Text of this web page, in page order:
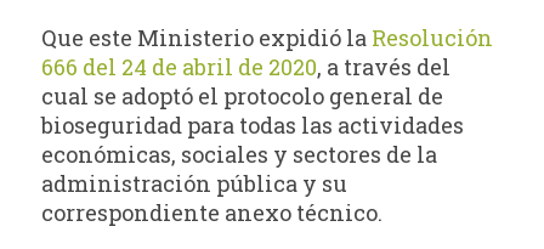
Que este Ministerio expidió la Resolución
666 del 24 de abril de 2020, a través del
cual se adoptó el protocolo general de
bioseguridad para todas las actividades
económicas, sociales y sectores de la
administración pública y su
correspondiente anexo técnico.